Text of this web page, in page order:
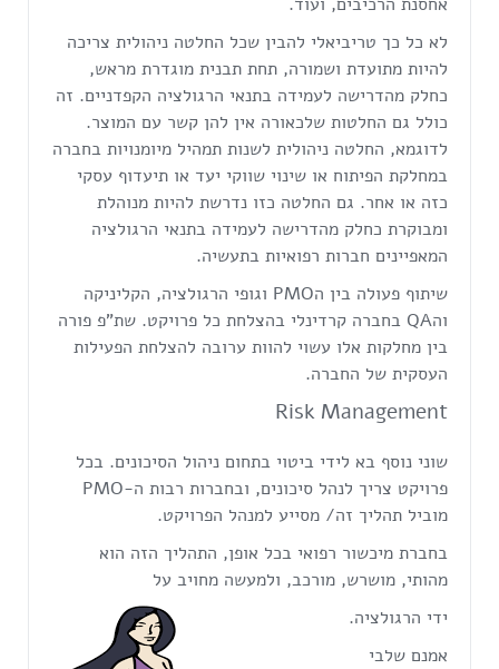
לא כל כך טריביאלי להבין שכל החלטה ניהולית צריכה
להיות מתועדת ושמורה, תחת תבנית מוגדרת מראש,
כחלק מהדרישה לעמידה בתנאי הרגולציה הקפדניים. זה
כולל גם החלטות שלכאורה אין להן קשר עם המוצר.
לדוגמא, החלטה ניהולית לשנות תמהיל מיומנויות בחברה
במחלקת הפיתוח או שינוי שווקי יעד או תיעדוף עסקי
כזה או אחר. גם החלטה כזו נדרשת להיות מנוהלת
ומבוקרת כחלק מהדרישה לעמידה בתנאי הרגולציה
המאפיינים חברות רפואיות בתעשיה.
שיתוף פעולה בין הPMO וגופי הרגולציה, הקליניקה
והQA בחברה קרדינלי בהצלחת כל פרויקט. שת"פ פורה
בין מחלקות אלו עשוי להוות ערובה להצלחת הפעילות
העסקית של החברה.
Risk Management
שוני נוסף בא לידי ביטוי בתחום ניהול הסיכונים. בכל
פרויקט צריך לנהל סיכונים, ובחברות רבות ה-PMO
מוביל תהליך זה/ מסייע למנהל הפרויקט.
בחברת מיכשור רפואי בכל אופן, התהליך הזה הוא
מהותי, מושרש, מורכב, ולמעשה מחויב על
ידי הרגולציה.
אמנם שלבי